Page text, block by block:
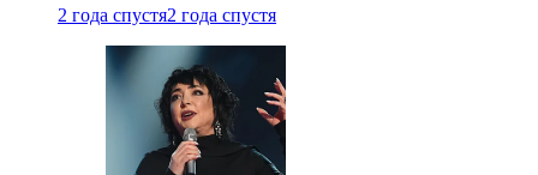
2 года спустя2 года спустя